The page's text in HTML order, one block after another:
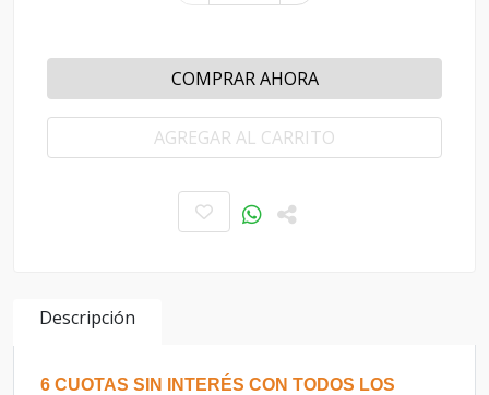
COMPRAR AHORA
AGREGAR AL CARRITO
Descripción
6 CUOTAS SIN INTERÉS CON TODOS LOS